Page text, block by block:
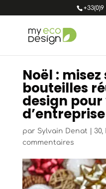
Noël : misez
bouteilles
design
d’entreprise
par Sylvain Denat 30,
commentaires